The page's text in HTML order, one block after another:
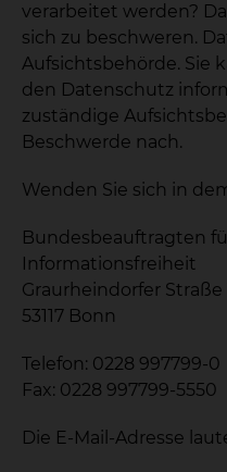
verarbeitet werden?
sich zu beschweren.
Aufsichtsbehörde. Sie
den Datenschutz
zuständige
Beschwerde nach.
Wenden Sie sich in
Bundesbeauftragten
Informationsfreiheit
Graurheindorfer Straße
53117 Bonn
Telefon: 0228 997799-0
Fax: 0228 997799-5550
Die E-Mail-Adresse